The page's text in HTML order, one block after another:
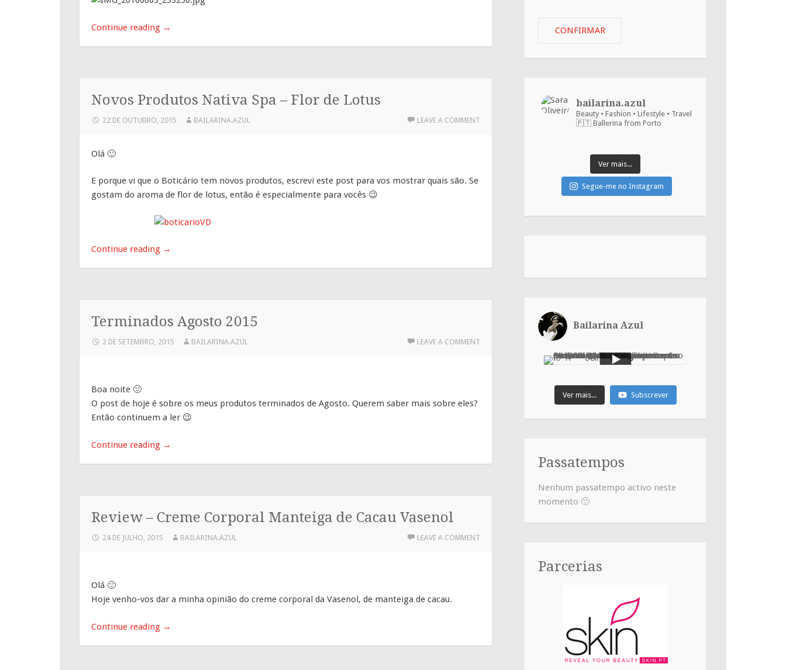
Continue reading →
Novos Produtos Nativa Spa – Flor de Lotus
22 DE OUTUBRO, 2015 BAILARINA.AZUL LEAVE A COMMENT
Olá 🙂
E porque vi que o Boticário tem novos produtos, escrevi este post para vos mostrar quais são. Se
gostam do aroma de flor de lotus, então é especialmente para vocês 😉
Continue reading →
Terminados Agosto 2015
2 DE SETEMBRO, 2015 BAILARINA.AZUL LEAVE A COMMENT
Boa noite 🙂
O post de hoje é sobre os meus produtos terminados de Agosto. Querem saber mais sobre eles?
Então continuem a ler 😉
Continue reading →
Review – Creme Corporal Manteiga de Cacau Vasenol
24 DE JULHO, 2015 BAILARINA.AZUL LEAVE A COMMENT
Olá 🙂
Hoje venho-vos dar a minha opinião do creme corporal da Vasenol, de manteiga de cacau.
Continue reading →
:)
CONFIRMAR
bailarina.azul
Beauty • Fashion • Lifestyle • Travel
🇵🇹 Ballerina from Porto
Ver mais...
Segue-me no Instagram
Bailarina Azul
Ver mais... Subscrever
Passatempos
Nenhum passatempo activo neste
momento 🙂
Parcerias